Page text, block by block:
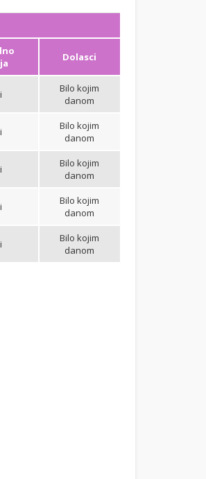
Dolasci
Bilo kojim
danom
Bilo kojim
danom
Bilo kojim
danom
Bilo kojim
danom
Bilo kojim
danom